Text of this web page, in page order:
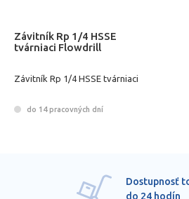
Závitník Rp 1/4 HSSE
tvárniaci Flowdrill
Závitník Rp 1/4 HSSE tvárniaci
do 14 pracovných dní
Dostupnosť
do 24 hodín